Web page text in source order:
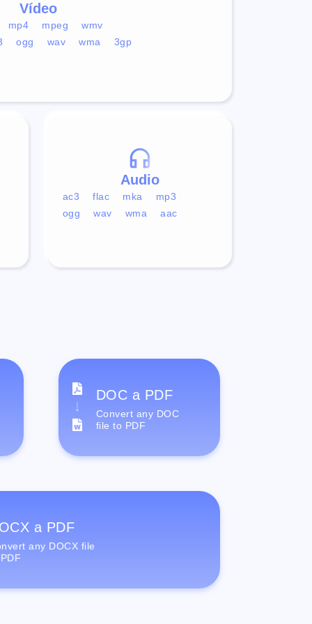
Vídeo
mp4 mpeg
wmv
ogg wav wma 3gp
Audio
ac3 flac mka
mp3
ogg
wav wma aac
DOC a PDF
Convert any DOC
file to PDF
a PDF
any DOCX file